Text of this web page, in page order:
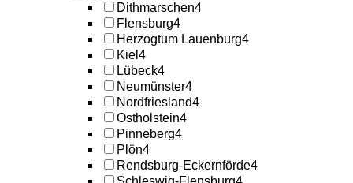
Dithmarschen4
Flensburg4
Herzogtum Lauenburg4
Kiel 4
Lübeck4
Neumünster4
Nordfriesland4
Ostholstein4
Pinneberg4
Plön4
Rendsburg-Eckernförde4